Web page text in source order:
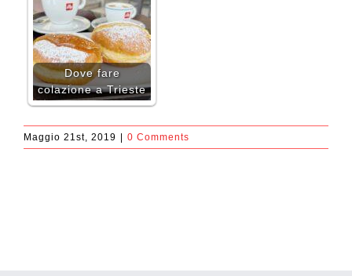
Dove fare
colazione a Trieste
Maggio 21st, 2019 0 Comments